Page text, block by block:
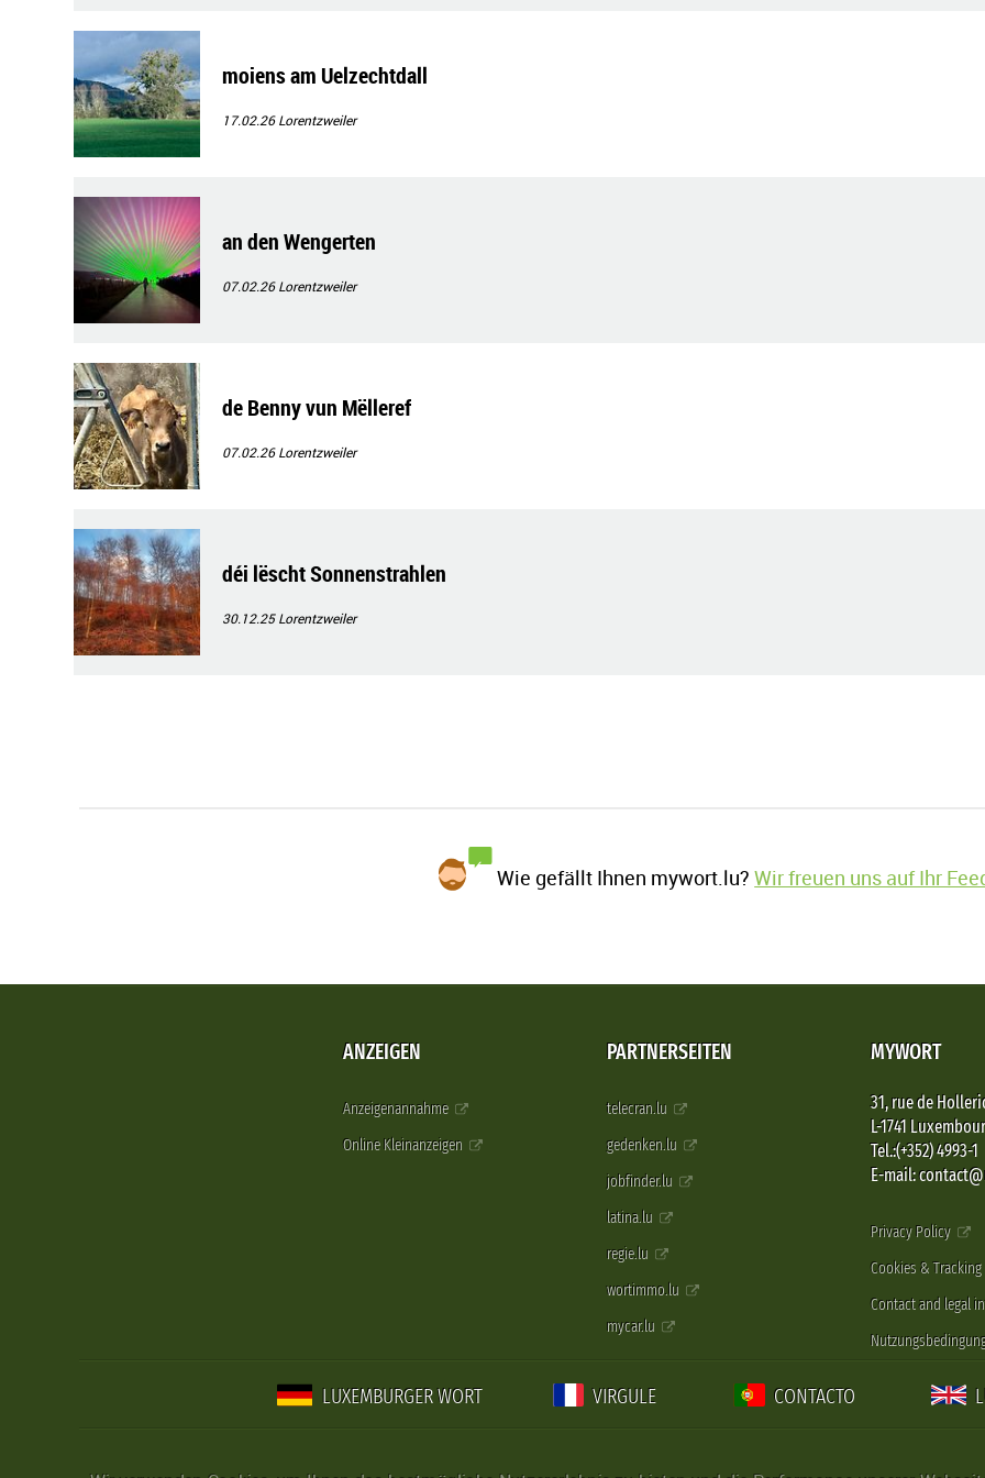
moiens am Uelzechtdall
17.02.26Lorentzweiler
an den Wengerten
07.02.26Lorentzweiler
de Benny vun Mëlleref
07.02.26Lorentzweiler
déi lëscht Sonnenstrahlen
30.12.25Lorentzweiler
Wie gefällt Ihnen mywort.lu?Wir freuen uns auf Ihr
ANZEIGEN
Anzeigenannahme
Online Kleinanzeigen
PARTNERSEITEN
telecran.lu
gedenken.lu
jobfinder.lu
latina.lu
regie.lu
wortimmo.lu
mycar.lu
MYWORT
31, rue de
L-1741
Tel.:(+352) 4993-1
E-mail:
Privacy Policy
Cookies & Tracking
Contact and legal
LUXEMBURGER WORT VIRGULE CONTACTO